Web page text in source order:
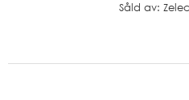
Såld av: